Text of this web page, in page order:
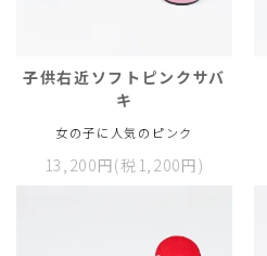
子供右近ソフトピンクサバ
キ
女の子に人気のピンク
13,200円(税1,200円)